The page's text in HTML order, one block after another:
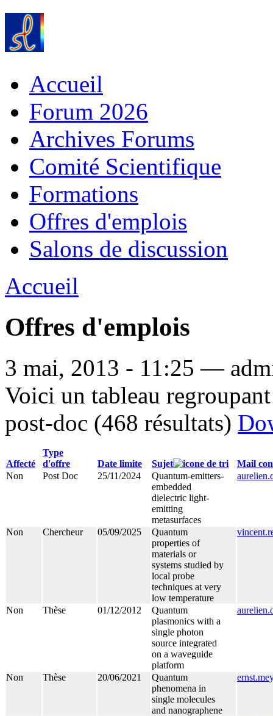
Accueil
Forum 2026
Archives Forums
Comité Scientifique
Formations
Offres d'emplois
Salons de discussion
Accueil
Offres d'emplois
3 mai, 2013 - 11:25 —
Voici un tableau
post-doc (468 résultats)
Affecté
Type
d'offre
Date limite Sujet
Mail
Non
Post Doc 25/11/2024
Quantum-emitters-
embedded
dielectric light-
emitting
metasurfaces
Non Chercheur 05/09/2025
Quantum
properties of
materials or
systems studied by
local probe
techniques at very
low temperature
Non Thèse 01/12/2012
Quantum
plasmonics with a
single photon
source integrated
on a waveguide
platform
Non Thèse 20/06/2021
Quantum
phenomena in
single molecules
and nanographene